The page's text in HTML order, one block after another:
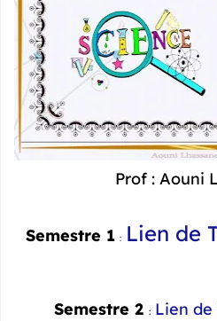
Prof : Aouni
Semestre 1 : Lien de
Semestre 2 : Lien